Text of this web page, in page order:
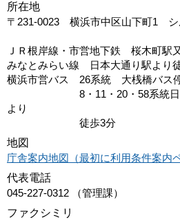
所在地
〒231-0023 横浜市中区山下町1 シ
ＪＲ根岸線・市営地下鉄 桜木町駅
みなとみらい線 日本大通り駅より
横浜市営バス 26系統 大桟橋バス
8・11・20・58系統日本大
より
徒歩3分
地図
庁舎案内地図（最初に利用条件案内
代表電話
045-227-0312 （管理課）
ファクシミリ